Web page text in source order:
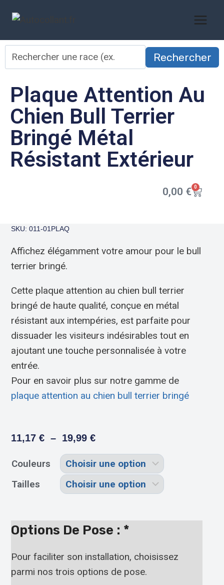
Rechercher
Plaque Attention Au
Chien Bull Terrier
Bringé Métal
Résistant Extérieur
0,00 € 0
SKU: 011-01PLAQ
Affichez élégamment votre amour pour le bull
terrier bringé.
Cette plaque attention au chien bull terrier
bringé de haute qualité, conçue en métal
résistant aux intempéries, est parfaite pour
dissuader les visiteurs indésirables tout en
ajoutant une touche personnalisée à votre
entrée.
Pour en savoir plus sur notre gamme de
plaque attention au chien bull terrier bringé
11,17€ – 19,99€
Couleurs
Tailles
Options De Pose : *
Pour faciliter son installation, choisissez
parmi nos trois options de pose.